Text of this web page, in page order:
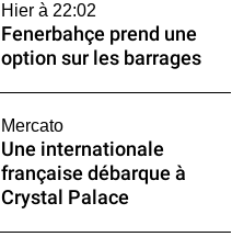
Hier à 22:02
Fenerbahçe prend une
option sur les barrages
Mercato
Une internationale
française débarque à
Crystal Palace